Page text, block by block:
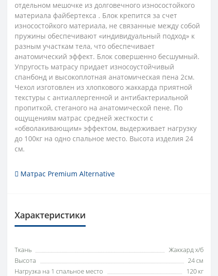
отдельном мешочке из долговечного износостойкого
материала файбертекса . Блок крепится за счет
износостойкого материала, не связанные между собой
пружины обеспечивают «индивидуальный подход» к
разным участкам тела, что обеспечивает
анатомический эффект. Блок совершенно бесшумный.
Упругость матрасу придает износоустойчивый
спанбонд и высокоплотная анатомическая пена 2см.
Чехол изготовлен из хлопкового жаккарда приятной
текстуры с антиаллергенной и антибактериальной
пропиткой, стеганого на анатомической пене. По
ощущениям матрас средней жесткости с
«обволакивающим» эффектом, выдерживает нагрузку
до 100кг на одно спальное место. Высота изделия 24
см.
Матрас Premium Alternative
Характеристики
Ткань
Жаккард х/б
Высота
24 см
Нагрузка на 1 спальное место
120 кг